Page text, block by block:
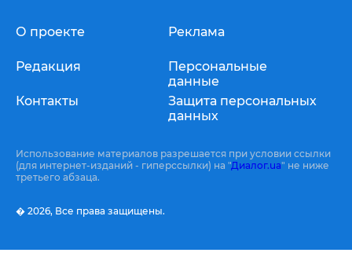
О проекте
Редакция
Контакты
Реклама
Персональные
данные
Защита персональных
данных
Использование материалов разрешается при условии ссылки
(для интернет-изданий - гиперссылки) на "Диалог.ua" не ниже
третьего абзаца.
� 2026, Все права защищены.